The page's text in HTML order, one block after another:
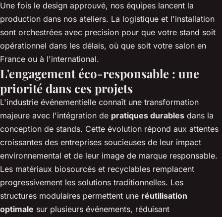
Une fois le design approuvé, nos équipes lancent la
production dans nos ateliers. La logistique et l'installation
sont orchestrées avec precision pour que votre stand soit
opérationnel dans les délais, où que soit votre salon en
France ou à l'international.
L'engagement éco-responsable : une
priorité dans ces projets
L'industrie événementielle connaît une transformation
majeure avec l'intégration de pratiques durables dans la
conception de stands. Cette évolution répond aux attentes
croissantes des entreprises soucieuses de leur impact
environnemental et de leur image de marque responsable.
Les matériaux biosourcés et recyclables remplacent
progressivement les solutions traditionnelles. Les
structures modulaires permettent une réutilisation
optimale sur plusieurs événements, réduisant